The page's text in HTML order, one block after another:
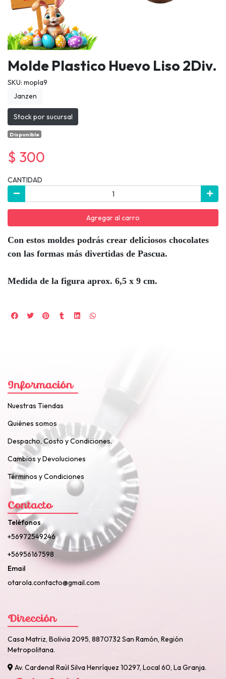
Molde Plastico Huevo Liso 2Div.
SKU: mopla9
Janzen
Stock por sucursal
Disponible
$ 300
CANTIDAD
Agregar al carro
Con estos moldes podrás crear deliciosos chocolates
con las formas más divertidas de Pascua.
Medida de la figura aprox. 6,5 x 9 cm.
Información
Nuestras Tiendas
Quiénes somos
Despacho, Costo y Condiciones.
Cambios y Devoluciones
Términos y Condiciones
Contacto
Teléfonos
+56972549246
+56956167598
Email
otarola.contacto@gmail.com
Dirección
Casa Matriz, Bolivia 2095, 8870732 San Ramón, Región
Metropolitana.
Av. Cardenal Raúl Silva Henríquez 10297, Local 60, La Granja.